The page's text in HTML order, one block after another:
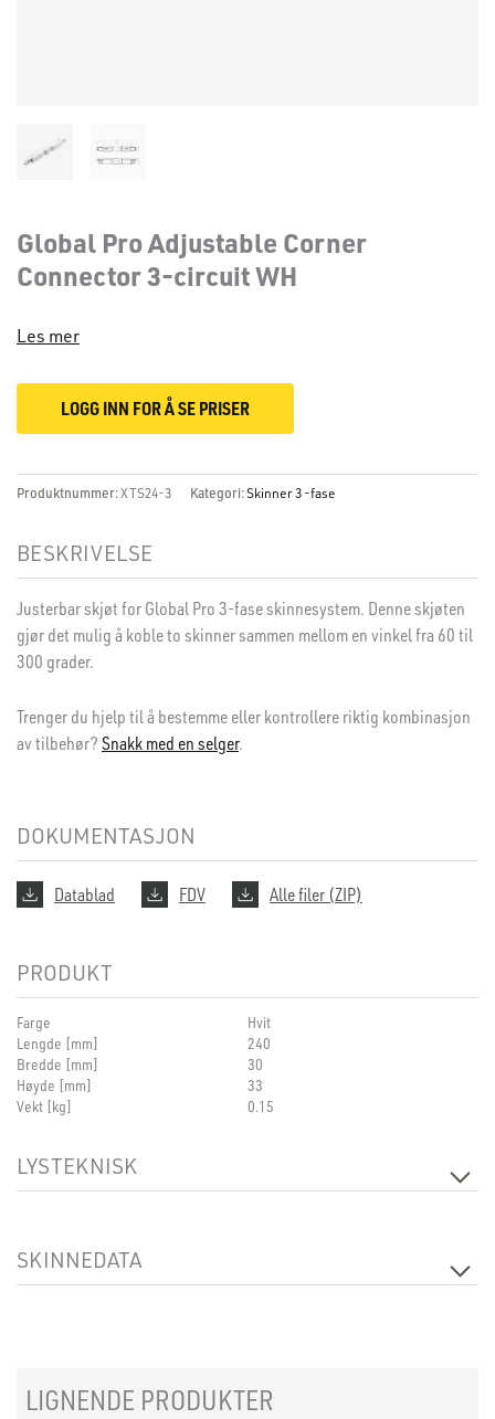
Global Pro Adjustable Corner
Connector 3-circuit WH
Les mer
LOGG INN FOR Å SE PRISER
Produktnummer:XTS24-3 Kategori:Skinner 3 -fase
BESKRIVELSE
Justerbar skjøt for Global Pro 3-fase skinnesystem. Denne skjøten
gjør det mulig å koble to skinner sammen mellom en vinkel fra 60 til
300 grader.
Trenger du hjelp til å bestemme eller kontrollere riktig kombinasjon
av tilbehør? Snakk med en selger.
DOKUMENTASJON
Datablad FDV Alle filer (ZIP)
PRODUKT
Farge
Hvit
Lengde [mm]
240
Bredde [mm]
30
Høyde [mm]
33
Vekt [kg]
0.15
LYSTEKNISK
SKINNEDATA
LIGNENDE PRODUKTER